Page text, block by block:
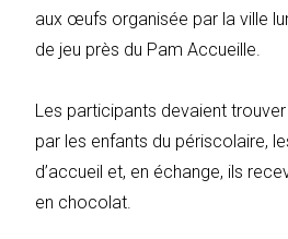
aux œufs organisée par la ville
de jeu près du Pam Accueille.
Les participants devaient
par les enfants du périscolaire,
d’accueil et, en échange, ils
en chocolat.